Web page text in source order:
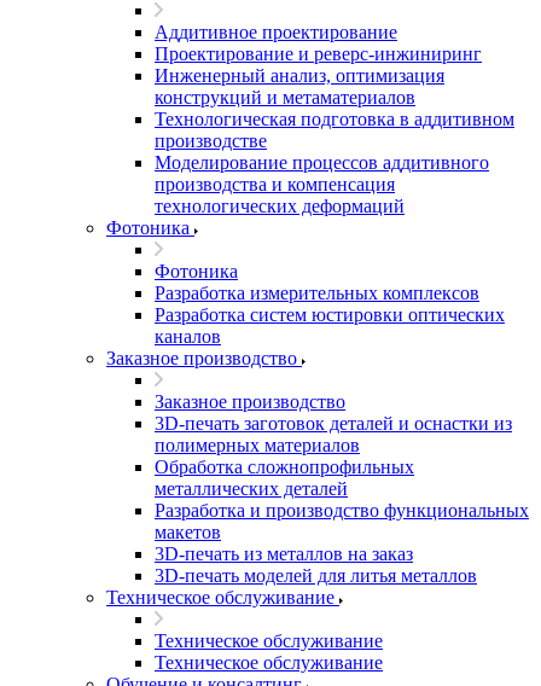
Аддитивное проектирование
Проектирование и реверс-инжиниринг
Инженерный анализ, оптимизация
конструкций и метаматериалов
Технологическая подготовка в аддитивном
производстве
Моделирование процессов аддитивного
производства и компенсация
технологических деформаций
Фотоника
Фотоника
Разработка измерительных комплексов
Разработка систем юстировки оптических
каналов
Заказное производство
Заказное производство
3D-печать заготовок деталей и оснастки из
полимерных материалов
Обработка сложнопрофильных
металлических деталей
Разработка и производство функциональных
макетов
3D-печать из металлов на заказ
3D-печать моделей для литья металлов
Техническое обслуживание
Техническое обслуживание
Техническое обслуживание